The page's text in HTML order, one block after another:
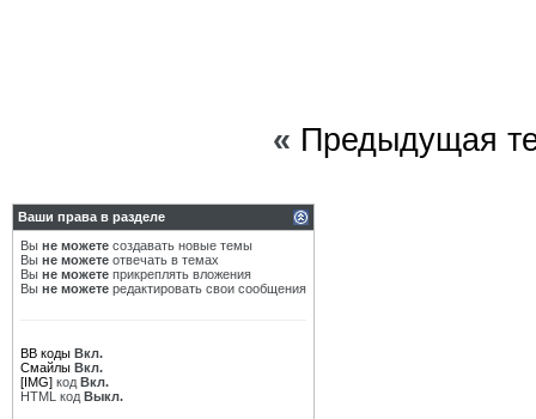
« Предыдущая
Ваши права в разделе
Вы не можете создавать новые темы
Вы не можете отвечать в темах
Вы не можете прикреплять вложения
Вы не можете редактировать свои сообщения
BB коды Вкл.
Смайлы Вкл.
[IMG] код Вкл.
HTML код Выкл.